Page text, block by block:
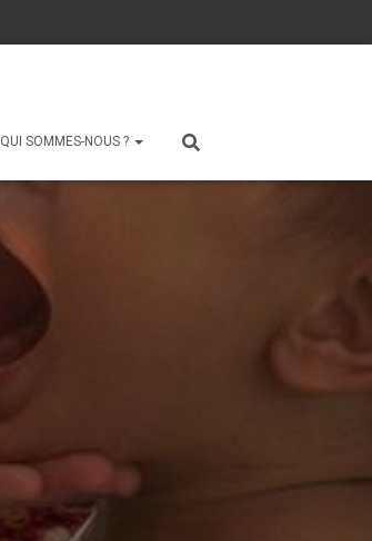
QUI SOMMES-NOUS ?